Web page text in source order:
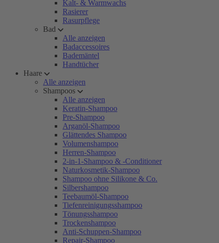
Kalt- & Warmwachs
Rasierer
Rasurpflege
Bad
Alle anzeigen
Badaccessoires
Bademäntel
Handtücher
Haare
Alle anzeigen
Shampoos
Alle anzeigen
Keratin-Shampoo
Pre-Shampoo
Arganöl-Shampoo
Glättendes Shampoo
Volumenshampoo
Herren-Shampoo
2-in-1-Shampoo & -Conditioner
Naturkosmetik-Shampoo
Shampoo ohne Silikone & Co.
Silbershampoo
Teebaumöl-Shampoo
Tiefenreinigungsshampoo
Tönungsshampoo
Trockenshampoo
Anti-Schuppen-Shampoo
Repair-Shampoo